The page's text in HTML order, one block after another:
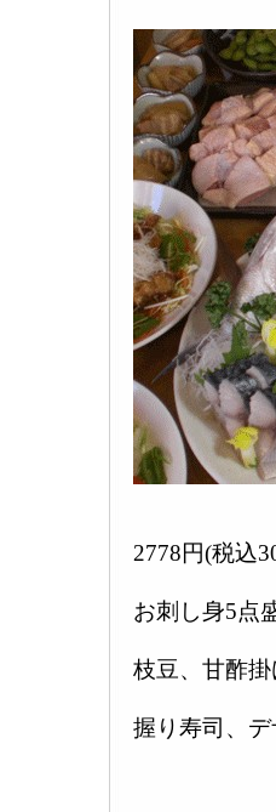
2778円(税込
お刺し身5点
枝豆、甘酢
握り寿司、